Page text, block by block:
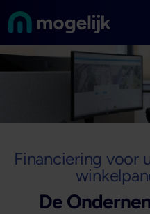
Naar de homepage van
Financiering voor
De